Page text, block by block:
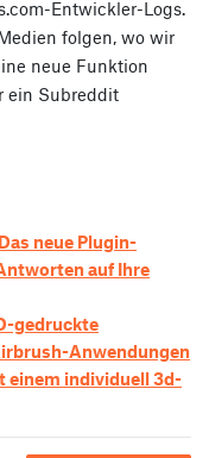
Entwickler-Logs.
folgen, wo wir
neue Funktion
ein Subreddit
neue Plugin-
auf Ihre
gedruckte
Anwendungen
einem individuell 3d-